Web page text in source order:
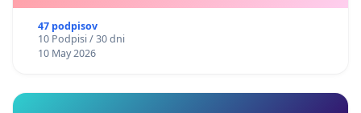
47 podpisov
10 Podpisi / 30 dni
10 May 2026